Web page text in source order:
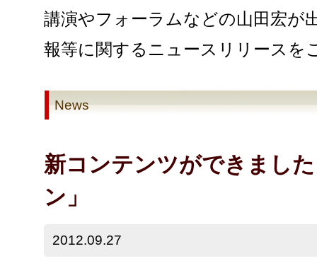
講演やフォーラムなどの山田宏が
報等に関するニュースリリースを
News
新コンテンツができまし
ン」
2012.09.27